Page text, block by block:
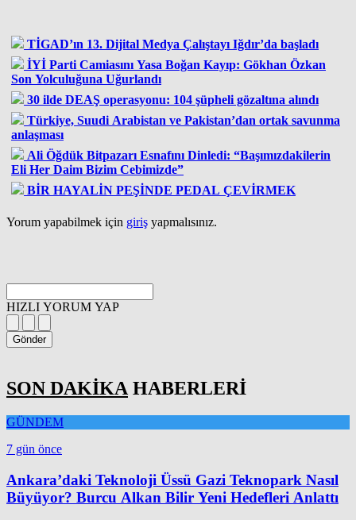
TİGAD’ın 13. Dijital Medya Çalıştayı Iğdır’da başladı
İYİ Parti Camiasını Yasa Boğan Kayıp: Gökhan Özkan
Son Yolculuğuna Uğurlandı
30 ilde DEAŞ operasyonu: 104 şüpheli gözaltına alındı
Türkiye, Suudi Arabistan ve Pakistan’dan ortak savunma
anlaşması
Ali Öğdük Bitpazarı Esnafını Dinledi: “Başımızdakilerin
Eli Her Daim Bizim Cebimizde”
BİR HAYALİN PEŞİNDE PEDAL ÇEVİRMEK
Yorum yapabilmek için giriş yapmalısınız.
HIZLI YORUM YAP
Gönder
SON DAKİKA HABERLERİ
GÜNDEM
7 gün önce
Ankara’daki Teknoloji Üssü Gazi Teknopark Nasıl
Büyüyor? Burcu Alkan Bilir Yeni Hedefleri Anlattı